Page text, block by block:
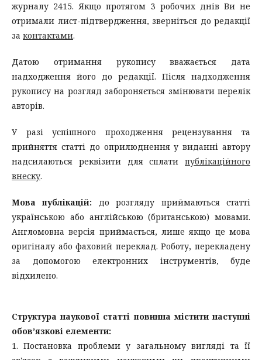
журналу 2415. Якщо протягом 3 робочих днів Ви не
отримали лист-підтвердження, зверніться до редакції
за контактами.
Датою отримання рукопису вважається дата
надходження його до редакції. Після надходження
рукопису на розгляд забороняється змінювати перелік
авторів.
У разі успішного проходження рецензування та
прийняття статті до оприлюднення у виданні автору
надсилаються реквізити для сплати публікаційного
внеску.
Мова публікацій: до розгляду приймаються статті
українською або англійською (британською) мовами.
Англомовна версія приймається, лише якщо це мова
оригіналу або фаховий переклад. Роботу, перекладену
за допомогою електронних інструментів, буде
відхилено.
Структура наукової статті повинна містити наступні
обов’язкові елементи:
1. Постановка проблеми у загальному вигляді та її